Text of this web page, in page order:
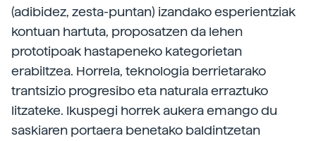
(adibidez, zesta-puntan) izandako esperientziak
kontuan hartuta, proposatzen da lehen
prototipoak hastapeneko kategorietan
erabiltzea. Horrela, teknologia berrietarako
trantsizio progresibo eta naturala erraztuko
litzateke. Ikuspegi horrek aukera emango du
saskiaren portaera benetako baldintzetan